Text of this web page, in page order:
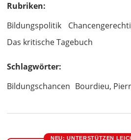
Rubriken:
Bildungspolitik
Das kritische Tagebuch
Schlagwörter:
Bildungschancen Bourdieu,
NEU: UNTERSTÜTZEN